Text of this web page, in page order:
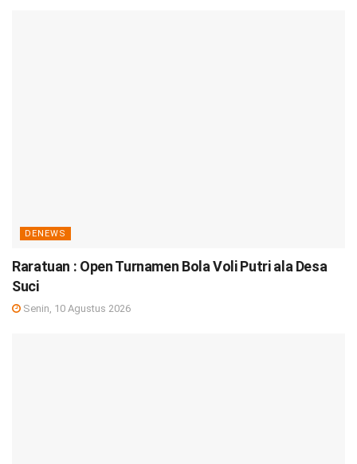
DENEWS
Raratuan : Open Turnamen Bola Voli Putri ala Desa
Suci
Senin, 10 Agustus 2026